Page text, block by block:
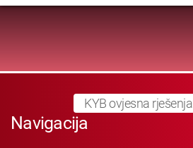
KYB ovjesna rješenja
Navigacija